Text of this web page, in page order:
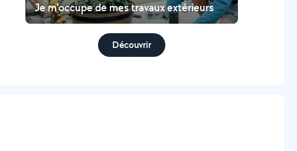
Je m'occupe de mes travaux extérieurs
Découvrir